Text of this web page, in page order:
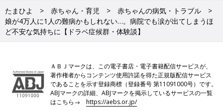
長男が小学校1年生になったばかりで、心が不安定だったことも
あります。私は娘のことばかりになってしまっていましたから、
いたので、そのまま自宅で様子を見ながら、親子で過ごす生活で
した」（郁恵さん）
毎日のおふろや外遊びにも気を抜けない
たまひよ 赤ちゃん・育児
赤ちゃんの病気・トラブル
娘が4万人に1人の難病かもしれない…。病院でも涙が出てしまうほ
ど不安な気持ちに【ドラベ症候群・体験談】
ＡＢＪマークは、この電子書店・電子書籍配信サービスが、
著作権者からコンテンツ使用許諾を得た正規版配信サービス
であることを示す登録商標（登録番号 第11091000号）です。
ABJマークの詳細、ABJマークを掲示しているサービスの一覧
はこちら→https://aebs.or.jp/